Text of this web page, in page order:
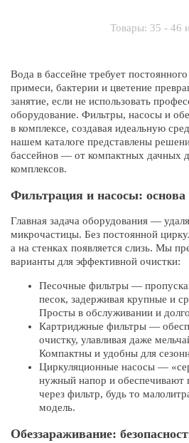
Товары: 35 - 46
Вода в бассейне требует
примеси, бактерии и цветение
занятие, если не использовать
оборудование. Фильтры, насосы и
в комплексе, создавая идеальную
нашем каталоге представлены
бассейнов — от компактных дачных
комплексов.
Фильтрация и насосы: основа
Главная задача оборудования —
микрочастицы. Без постоянной
а на стенках появляется слизь. Мы
варианты для эффективной очистки:
Песочные фильтры —
песок, задерживая крупные и
Просты в обслуживании и
Картриджные фильтры —
очистку, улавливая даже
Компактны и удобны для
Циркуляционные насосы —
нужный напор и обеспечивают
через фильтр, будь то
модель.
Обеззараживание: